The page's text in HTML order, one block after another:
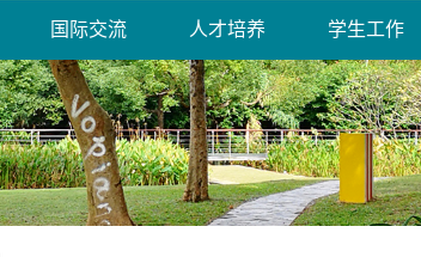
国际交流 人才培养 学生工作